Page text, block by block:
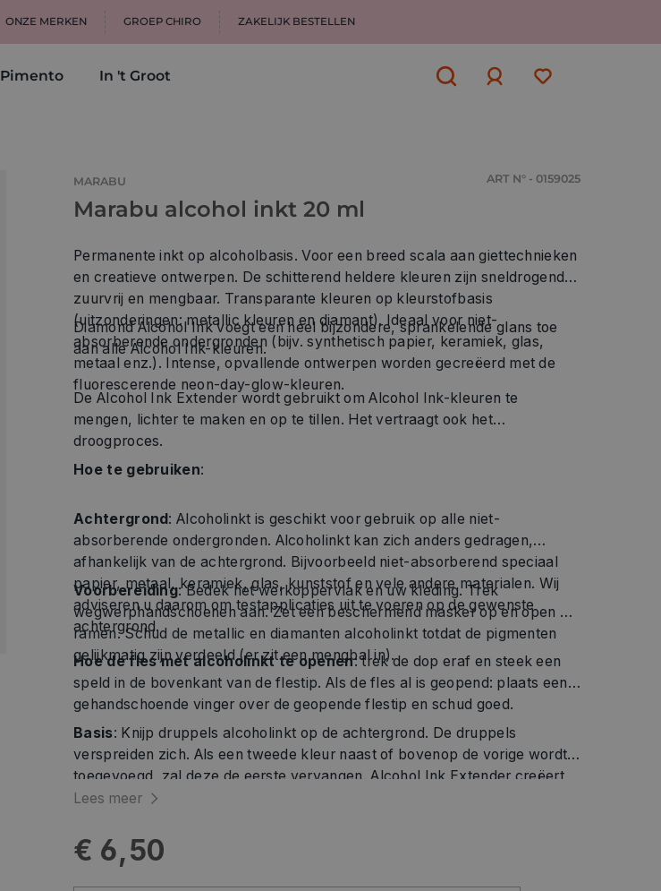
ONZE MERKEN GROEP CHIRO ZAKELIJK BESTELLEN
Pimento In 't Groot
MARABU ART N° - 0159025
Marabu alcohol inkt 20 ml
Permanente inkt op alcoholbasis. Voor een breed scala aan giettechnieken
en creatieve ontwerpen. De schitterend heldere kleuren zijn sneldrogend,
zuurvrij en mengbaar. Transparante kleuren op kleurstofbasis
(uitzonderingen: metallic kleuren en diamant). Ideaal voor niet-
absorberende ondergronden (bijv. synthetisch papier, keramiek, glas,
metaal enz.). Intense, opvallende ontwerpen worden gecreëerd met de
fluorescerende neon-day-glow-kleuren.
Diamond Alcohol Ink voegt een heel bijzondere, sprankelende glans toe
aan alle Alcohol Ink-kleuren.
De Alcohol Ink Extender wordt gebruikt om Alcohol Ink-kleuren te
mengen, lichter te maken en op te tillen. Het vertraagt ​​ook het
droogproces.
Hoe te gebruiken:
Achtergrond : Alcoholinkt is geschikt voor gebruik op alle niet-
absorberende ondergronden. Alcoholinkt kan zich anders gedragen,
afhankelijk van de achtergrond. Bijvoorbeeld niet-absorberend speciaal
papier, metaal, keramiek, glas, kunststof en vele andere materialen. Wij
adviseren u daarom om testapplicaties uit te voeren op de gewenste
achtergrond.
Voorbereiding: Bedek het werkoppervlak en uw kleding. Trek
wegwerphandschoenen aan. Zet een beschermend masker op en open de
ramen. Schud de metallic en diamanten alcoholinkt totdat de pigmenten
gelijkmatig zijn verdeeld (er zit een mengbal in).
Hoe de fles met alcoholinkt te openen: trek de dop eraf en steek een
speld in de bovenkant van de flestip. Als de fles al is geopend: plaats een
gehandschoende vinger over de geopende flestip en schud goed.
Basis: Knijp druppels alcoholinkt op de achtergrond. De druppels
verspreiden zich. Als een tweede kleur naast of bovenop de vorige wordt
toegevoegd, zal deze de eerste vervangen. Alcohol Ink Extender creëert
duidelijke cirkels.
Lees meer
€ 6,50